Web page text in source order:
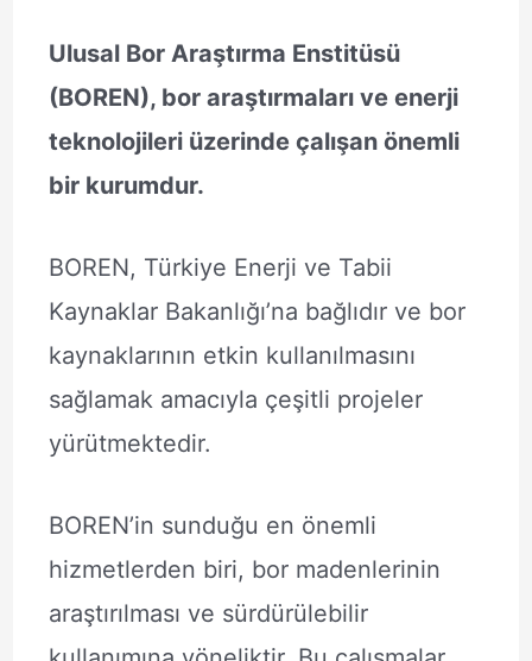
Ulusal Bor Araştırma Enstitüsü
(BOREN), bor araştırmaları ve enerji
teknolojileri üzerinde çalışan önemli
bir kurumdur.
BOREN, Türkiye Enerji ve Tabii
Kaynaklar Bakanlığı’na bağlıdır ve bor
kaynaklarının etkin kullanılmasını
sağlamak amacıyla çeşitli projeler
yürütmektedir.
BOREN’in sunduğu en önemli
hizmetlerden biri, bor madenlerinin
araştırılması ve sürdürülebilir